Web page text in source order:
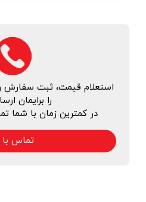
استعلام قیمت، ثبت سفارش
را برایمان
در کمترین زمان با شما
تماس با